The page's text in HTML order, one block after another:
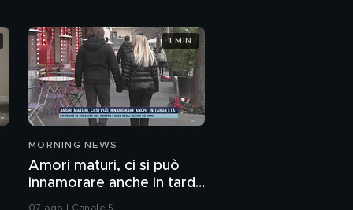
MORNING NEWS
Amori maturi, ci si può
innamorare anche in tarda
07 ago | Canale 5
1 MIN